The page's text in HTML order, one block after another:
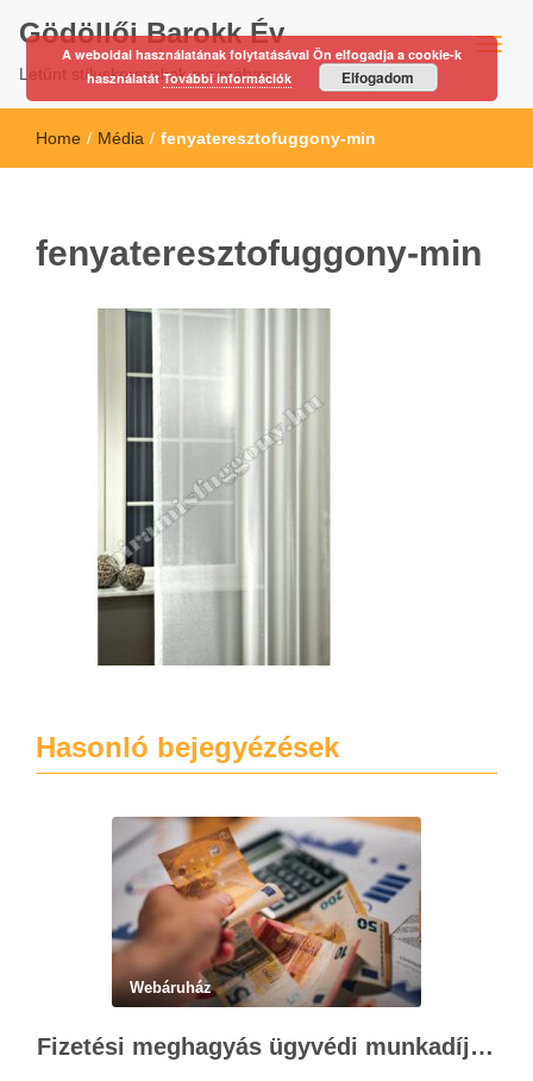
Gödöllői Barokk Év
Letűnt stíluskorszakok nyomában…
Home / Média / fenyateresztofuggony-min
fenyateresztofuggony-min
Hasonló bejegyézések
Webáruház
Fizetési meghagyás ügyvédi munkadíja: teljes költségvetési útmutató
A weboldal használatának folytatásával Ön elfogadja a cookie-k
használatátTovábbi információk Elfogadom